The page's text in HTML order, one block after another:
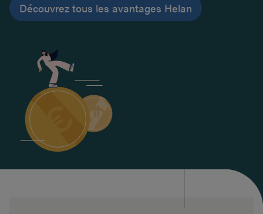
Découvrez tous les avantages Helan